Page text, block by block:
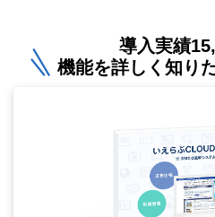
導入実績
機能を詳しく知り